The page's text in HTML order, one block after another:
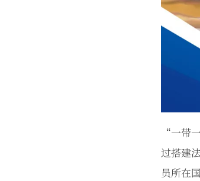
“一带
过搭建
员所在